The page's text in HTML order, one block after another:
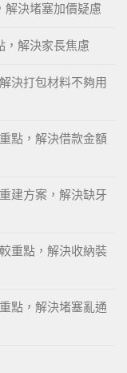
解決堵塞加價疑慮
，解決家長焦慮
決打包材料不夠用
點，解決借款金額
建方案，解決缺牙
重點，解決收納裝
點，解決堵塞亂通